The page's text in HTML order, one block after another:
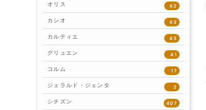
オリス 42
カシオ 43
カルティエ 43
グリュエン 41
コルム 17
ジェラルド・ジェンタ 2
シチズン 407